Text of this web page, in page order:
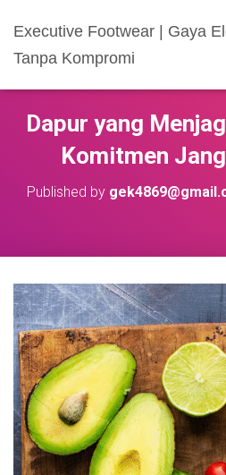
Executive Footwear | Gaya
Tanpa Kompromi
Dapur yang
Komitmen
Published by